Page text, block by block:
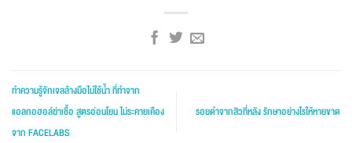
ทำความรู้จักเจลล้างมือไม่ใช้น้ำ ที่ทำจาก
แอลกอฮอล์ฆ่าเชื้อ สูตรอ่อนโยน ไม่ระคายเคือง
จาก FACELABS
รอยดำจากสิวที่หลัง รักษาอย่างไรให้หายขาด